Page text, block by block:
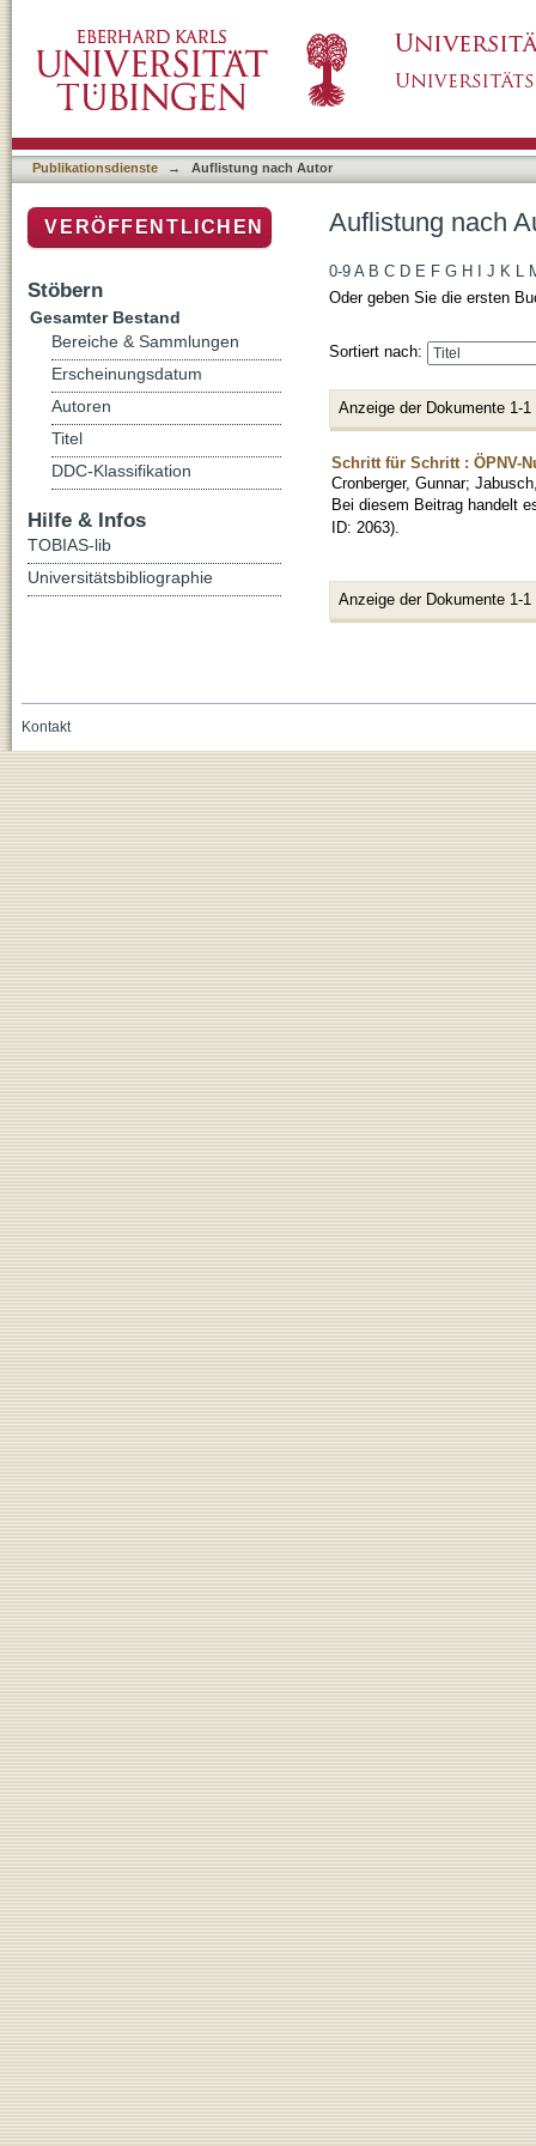
Publikationsdienste → Auflistung nach Autor
Auflistung nach
0-9 A B C D E F G H J K L
Oder geben Sie die ersten
Sortiert nach:
Anzeige der Dokumente 1-1
Schritt für Schritt : ÖPNV-
Cronberger, Gunnar;
Bei diesem Beitrag handelt
ID: 2063).
Anzeige der Dokumente 1-1
VERÖFFENTLICHEN
Stöbern
Gesamter Bestand
Bereiche & Sammlungen
Erscheinungsdatum
Autoren
Titel
DDC-Klassifikation
Hilfe & Infos
TOBIAS-lib
Universitätsbibliographie
Kontakt